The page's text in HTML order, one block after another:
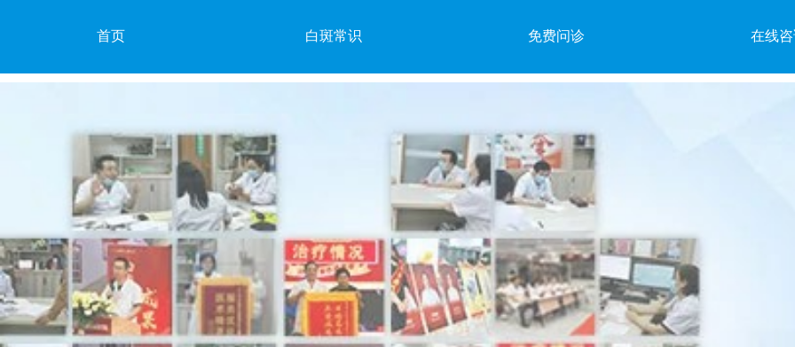
首页 白斑常识 免费问诊 在线